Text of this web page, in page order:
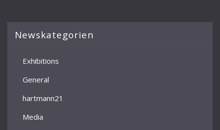
Newskategorien
Exhibitions
General
hartmann21
Media